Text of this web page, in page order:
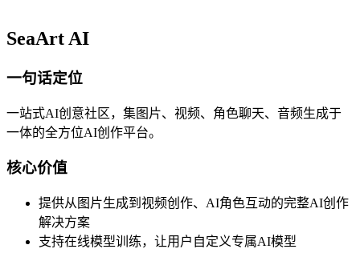
SeaArt AI
一句话定位
一站式AI创意社区，集图片、视频、角色聊天、音频生成于
一体的全方位AI创作平台。
核心价值
提供从图片生成到视频创作、AI角色互动的完整AI创作
解决方案
支持在线模型训练，让用户自定义专属AI模型